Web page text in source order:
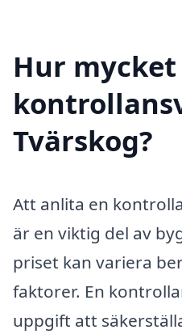
Hur
Tvärskog?
Att anlita en
är en viktig del av
priset kan variera
faktorer. En
uppgift att